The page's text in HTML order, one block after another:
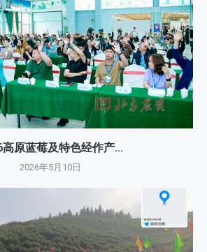
高原蓝莓及特色经作产...
2026年5月10日